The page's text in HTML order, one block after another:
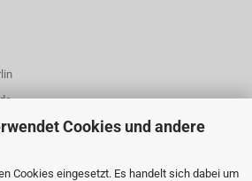
Cookies und andere
Cookies eingesetzt. Es handelt sich dabei um